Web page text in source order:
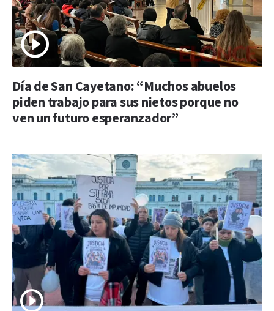
Día de San Cayetano: “Muchos abuelos
piden trabajo para sus nietos porque no
ven un futuro esperanzador”